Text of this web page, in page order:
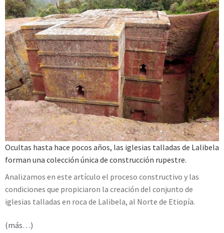
Ocultas hasta hace pocos años, las iglesias talladas de Lalibela
forman una colección única de construcción rupestre.
Analizamos en este artículo el proceso constructivo y las
condiciones que propiciaron la creación del conjunto de
iglesias talladas en roca de Lalibela, al Norte de Etiopía.
(más…)